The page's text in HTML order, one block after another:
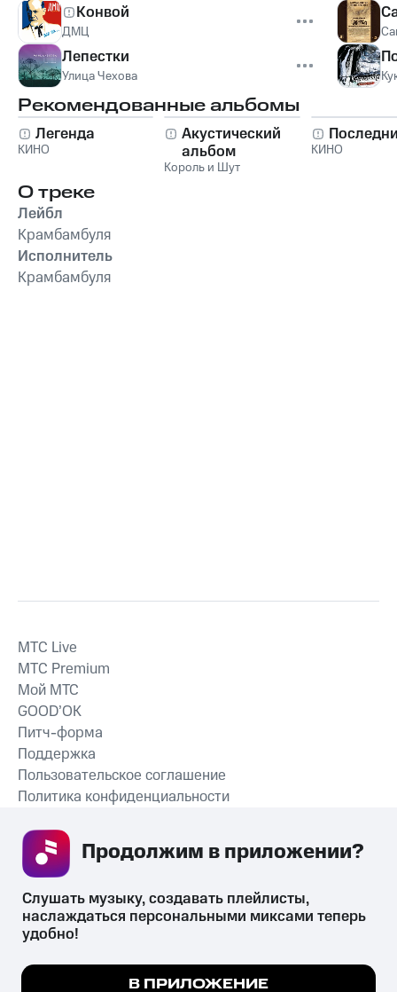
Конвой
ДМЦ
Лепестки
Улица Чехова
Рекомендованные альбомы
Легенда
КИНО
Акустический
альбом
Король и Шут
КИНО
О треке
Лейбл
Крамбамбуля
Исполнитель
Крамбамбуля
СКАЧАТЬ ПРИЛОЖЕНИЕ
MTС Live
MTС Premium
Мой МТС
GOOD’OK
Питч-форма
Поддержка
Пользовательское соглашение
Политика конфиденциальности
психотропных веществ, их аналогов причиняет вред здоровью,
их незаконный оборот запрещён и влечёт установленную
Мы используем куки, чтобы на сайте все
Слушать музыку, создавать плейлисты,
наслаждаться персональными миксами теперь
удобно!
В ПРИЛОЖЕНИЕ